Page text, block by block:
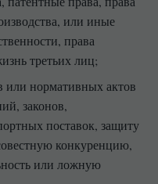
или иные
права
третьих лиц;
или нормативных актов
законов,
поставок, защиту
конкуренцию,
или ложную